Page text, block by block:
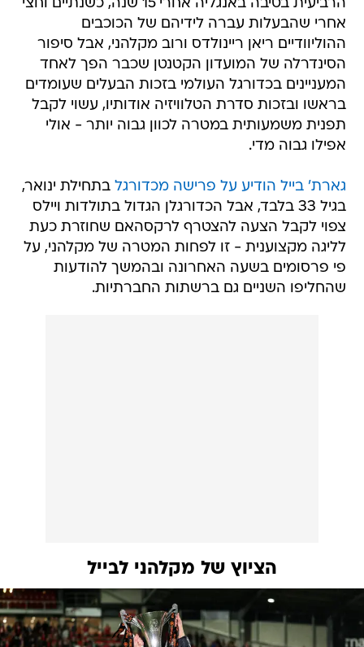
הרביעית בטיבה באנגליה אחרי 15 שנה, כשנתיים וחצי
אחרי שהבעלות עברה לידיהם של הכוכבים
ההוליוודיים ריאן ריינולדס ורוב מקלהני, אבל סיפור
הסינדרלה של המועדון הקטנטן שכבר הפך לאחד
המעניינים בכדורגל העולמי בזכות הבעלים שעומדים
בראשו ובזכות סדרת הטלוויזיה אודותיו, עשוי לקבל
תפנית משמעותית במטרה לכוון גבוה יותר - אולי
אפילו גבוה מדי.
גארת' בייל הודיע על פרישה מכדורגל בתחילת ינואר,
בגיל 33 בלבד, אבל הכדורגלן הגדול בתולדות ויילס
צפוי לקבל הצעה להצטרף לרקסהאם שחוזרת כעת
לליגה מקצוענית - זו לפחות המטרה של מקלהני, על
פי פרסומים בשעה האחרונה ובהמשך להודעות
שהחליפו השניים גם ברשתות החברתיות.
הציוץ של מקלהני לבייל